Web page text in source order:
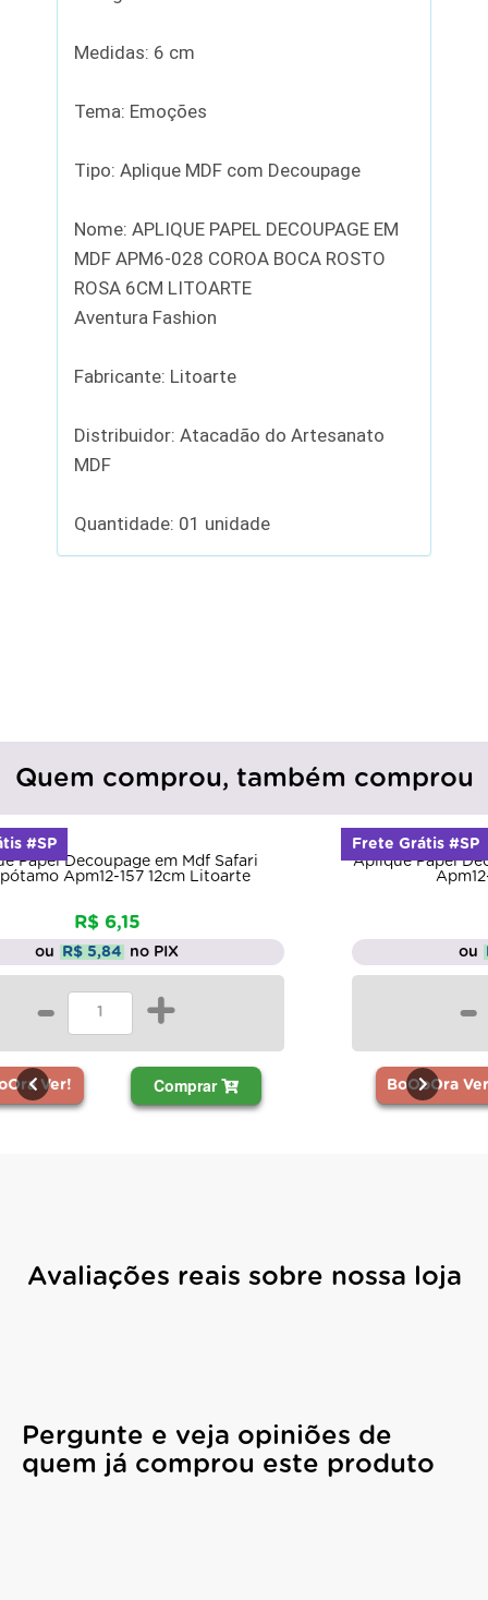
Medidas: 6 cm
Tema: Emoções
Tipo: Aplique MDF com Decoupage
Nome: APLIQUE PAPEL DECOUPAGE EM
MDF APM6-028 COROA BOCA ROSTO
ROSA 6CM LITOARTE
Aventura Fashion
Fabricante: Litoarte
Distribuidor: Atacadão do Artesanato
MDF
Quantidade: 01 unidade
Quem comprou, também comprou
Aplique Papel Decoupage em Mdf Safari Girafa
Apm12-153 12cm Litoarte
R$ 7,56
BoOoOra Ver!
Avaliações reais sobre nossa loja
Pergunte e veja opiniões de
quem já comprou este produto